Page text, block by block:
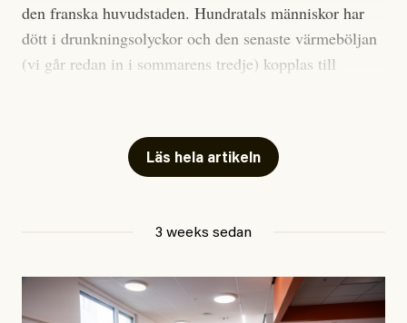
den franska huvudstaden. Hundratals människor har
dött i drunkningsolyckor och den senaste värmeböljan
(vi går redan in i sommarens tredje) kopplas till
Har du också panik i hettan? Känns det som en
mardröm? Bra, allt annat vore fullständigt orimligt.
att han brukar vara ganska återhållsam när han
september 2023, när de globala temperaturerna för
månaden visade sig vara hela 0,5 °C varmare än någon
Läs hela artikeln
3 weeks sedan